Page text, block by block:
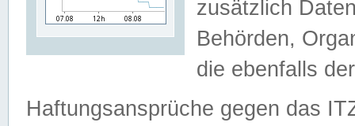
zusätzlich
Behörden,
die ebenfalls
Haftungsansprüche gegen das